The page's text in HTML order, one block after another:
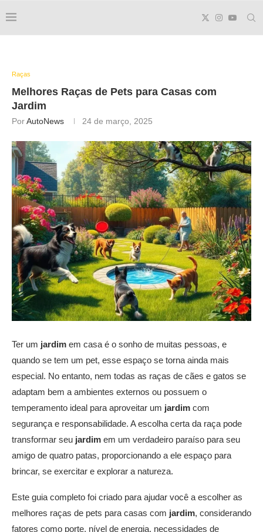
Raças
Melhores Raças de Pets para Casas com
Jardim
PorAutoNews 24 de março, 2025
Ter um jardim em casa é o sonho de muitas pessoas, e
quando se tem um pet, esse espaço se torna ainda mais
especial. No entanto, nem todas as raças de cães e gatos se
adaptam bem a ambientes externos ou possuem o
temperamento ideal para aproveitar um jardim com
segurança e responsabilidade. A escolha certa da raça pode
transformar seu jardim em um verdadeiro paraíso para seu
amigo de quatro patas, proporcionando a ele espaço para
brincar, se exercitar e explorar a natureza.
Este guia completo foi criado para ajudar você a escolher as
melhores raças de pets para casas com jardim, considerando
fatores como porte, nível de energia, necessidades de